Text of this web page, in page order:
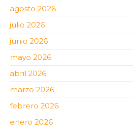
agosto 2026
julio 2026
junio 2026
mayo 2026
abril 2026
marzo 2026
febrero 2026
enero 2026